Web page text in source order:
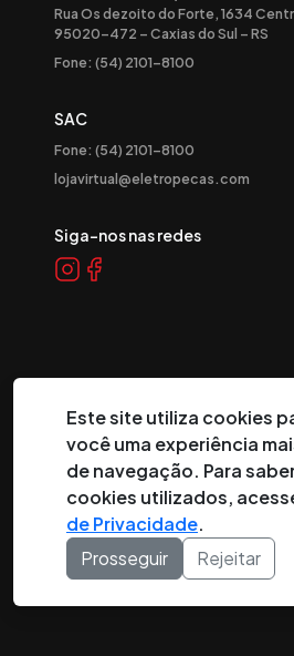
Rua Os dezoito do Forte, 1634
95020-472 – Caxias do Sul – RS
Fone: (54) 2101-8100
SAC
Fone: (54) 2101-8100
lojavirtual@eletropecas.com
Siga-nos nas redes
2026Eletropeças Comercial
direitos reservados.
DESENVOLVIDO POR:
Este site utiliza cookies
você uma experiência
de navegação. Para
cookies utilizados,
de Privacidade.
Prosseguir
Rejeitar